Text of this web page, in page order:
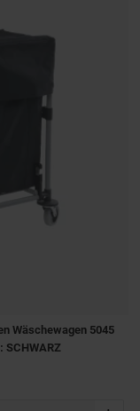
Wäschewagen 5045
SCHWARZ